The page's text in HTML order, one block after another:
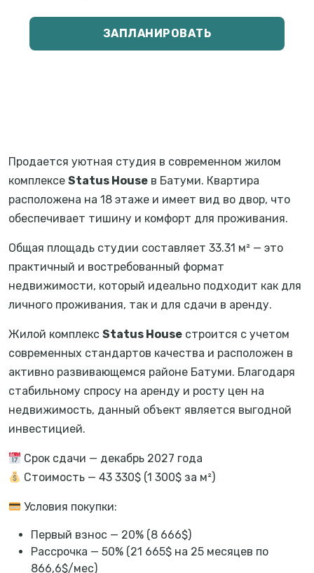
ЗАПЛАНИРОВАТЬ
Продается уютная студия в современном жилом
комплексе Status House в Батуми. Квартира
расположена на 18 этаже и имеет вид во двор, что
обеспечивает тишину и комфорт для проживания.
Общая площадь студии составляет 33.31 м² — это
практичный и востребованный формат
недвижимости, который идеально подходит как для
личного проживания, так и для сдачи в аренду.
Жилой комплекс Status House строится с учетом
современных стандартов качества и расположен в
активно развивающемся районе Батуми. Благодаря
стабильному спросу на аренду и росту цен на
недвижимость, данный объект является выгодной
инвестицией.
Срок сдачи — декабрь 2027 года
Стоимость — 43 330$ (1 300$ за м²)
Условия покупки:
Первый взнос — 20% (8 666$)
Рассрочка — 50% (21 665$ на 25 месяцев по
866,6$/мес)